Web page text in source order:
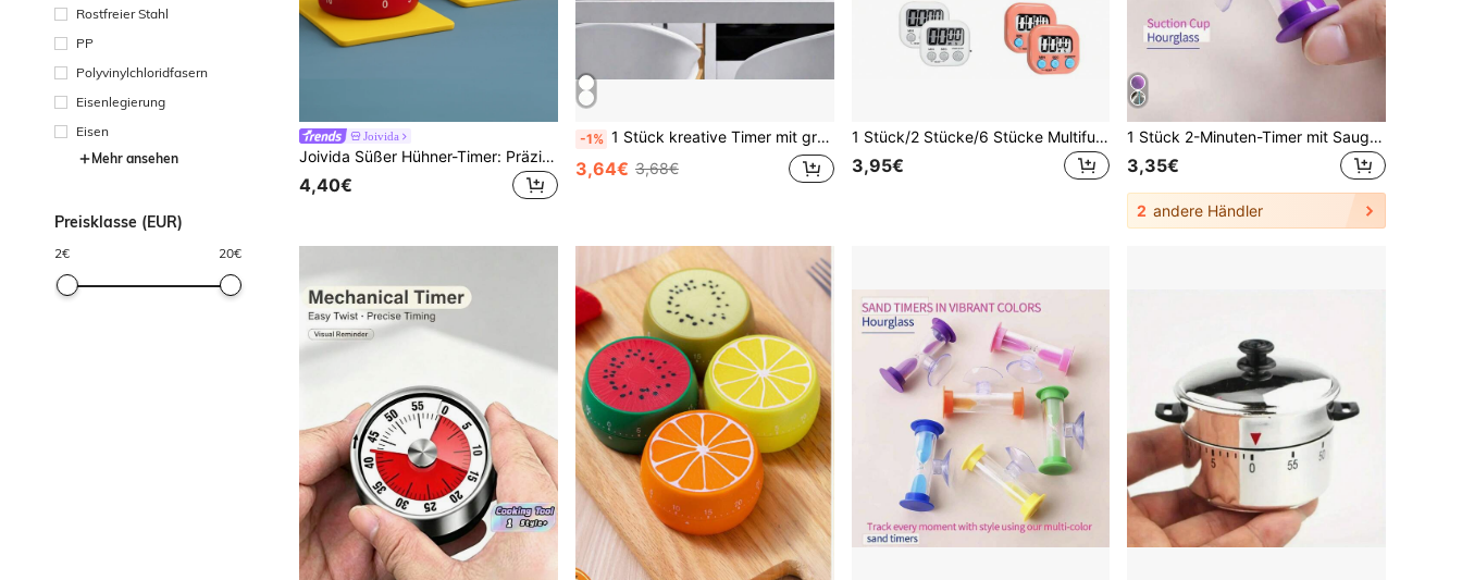
Rostfreier Stahl
PP
Polyvinylchloridfasern
Eisenlegierung
Eisen
Mehr ansehen
Preisklasse (EUR)
2€ 20€
Joivida
Joivida Süßer Hühner-Timer: Präzises Timing, um jeden köstlichen Moment zu meistern, einfach zu bedienen, multifunktional für Kochen und Zeitplanung
4,40€
-1% 1 Stück kreative Timer mit großem Bildschirm, multifunktionale digitale Küchen Countdown-Stoppuhr zum Backen
3,64€ 3,68€
1 Stück/2 Stücke/6 Stücke Multifunktionaler elektronischer Timer, präziser Countdown-Erinnerer, Backen Kochen Lernen Effizienz-Werkzeug, Verabschieden Sie sich vom Chaos, präziser elektronischer Timer, Küche Backen, Lernen Arbeit, Sport Fitness, unverzichtbares Zeitmanagement-Werkzeug für mehrere Szenarien
3,95€
1 Stück 2-Minuten-Timer mit Saugnapf - drehbarer Kunststoff-Miniclock zum Zähneputzen, für Klassenzimmer und Spiele, ohne Strombedarf, Klassenzimmer-Timer | Lebendiges Design | Strapazierfähiger Kunststoff
3,35€
2 andere Händler